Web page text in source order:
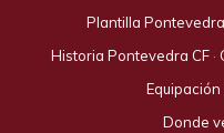
Plantilla
Historia Pontevedra CF ·
Donde